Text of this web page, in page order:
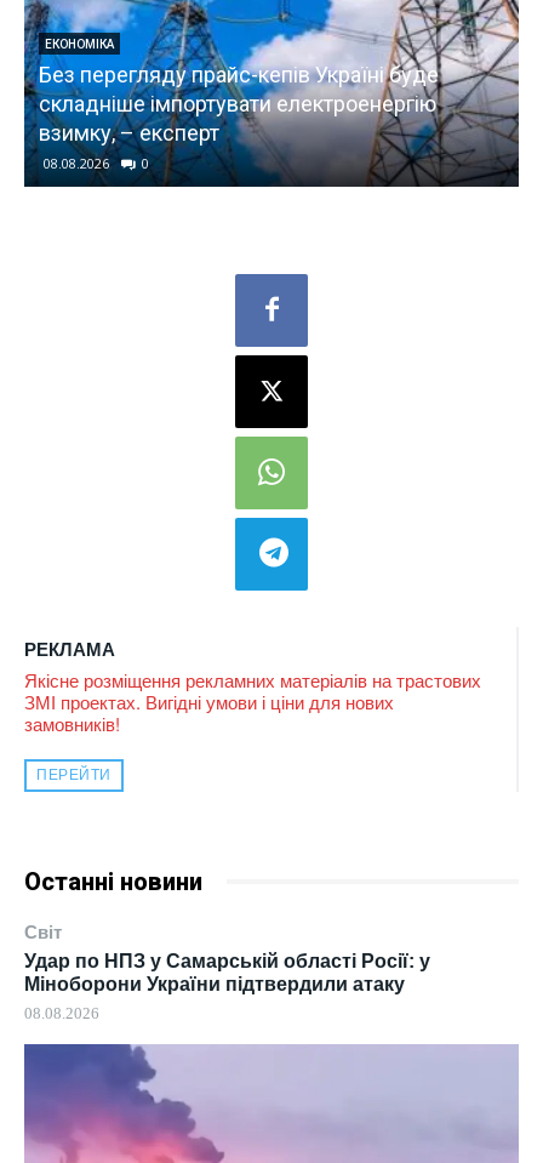
РЕКЛАМА
Якісне розміщення рекламних матеріалів на трастових
ЗМІ проектах. Вигідні умови і ціни для нових
замовників!
ПЕРЕЙТИ
Останні новини
Світ
Удар по НПЗ у Самарській області Росії: у
Міноборони України підтвердили атаку
08.08.2026
ЕКОНОМІКА
Без перегляду прайс-кепів Україні буде
складніше імпортувати електроенергію
взимку, – експерт
08.08.2026 0